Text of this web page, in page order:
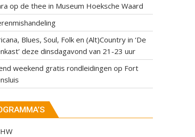
op de thee in Museum Hoeksche Waard
Blues, Soul, Folk en (Alt)Country in ‘De
deze dinsdagavond van 21-23 uur
weekend gratis rondleidingen op Fort